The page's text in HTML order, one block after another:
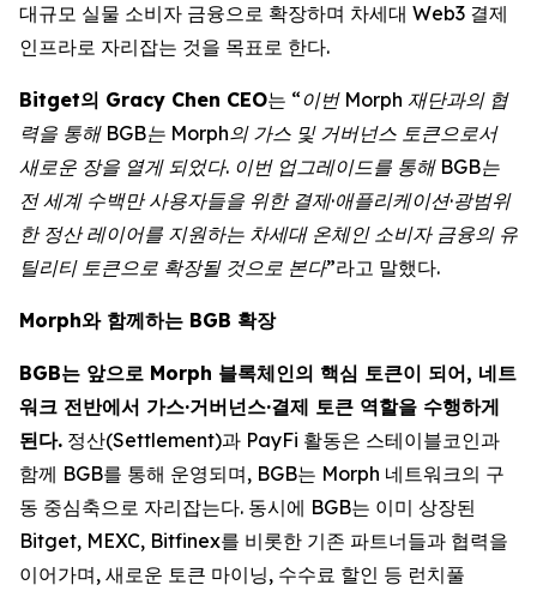
대규모 실물 소비자 금융으로 확장하며 차세대 Web3 결제
인프라로 자리잡는 것을 목표로 한다.
Bitget의 Gracy Chen CEO는 “이번 Morph 재단과의 협
력을 통해 BGB는 Morph의 가스 및 거버넌스 토큰으로서
새로운 장을 열게 되었다. 이번 업그레이드를 통해 BGB는
전 세계 수백만 사용자들을 위한 결제·애플리케이션·광범위
한 정산 레이어를 지원하는 차세대 온체인 소비자 금융의 유
틸리티 토큰으로 확장될 것으로 본다”라고 말했다.
Morph와 함께하는 BGB 확장
BGB는 앞으로 Morph 블록체인의 핵심 토큰이 되어, 네트
워크 전반에서 가스·거버넌스·결제 토큰 역할을 수행하게
된다. 정산(Settlement)과 PayFi 활동은 스테이블코인과
함께 BGB를 통해 운영되며, BGB는 Morph 네트워크의 구
동 중심축으로 자리잡는다. 동시에 BGB는 이미 상장된
Bitget, MEXC, Bitfinex를 비롯한 기존 파트너들과 협력을
이어가며, 새로운 토큰 마이닝, 수수료 할인 등 런치풀